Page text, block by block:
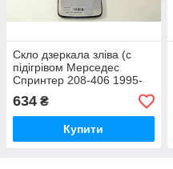
Скло дзеркала зліва (c
підігрівом Мерседес
Спринтер 208-406 1995-
2006 Blic(Польща)
6102021231911P
634 ₴
Купити